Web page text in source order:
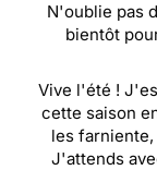
N'oublie pas
bientôt
Vive l'été !
cette saison
les
J'attends